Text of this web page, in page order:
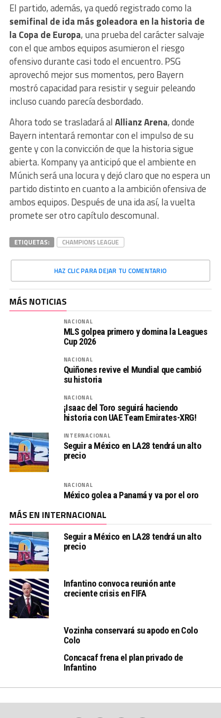
El partido, además, ya quedó registrado como la
semifinal de ida más goleadora en la historia de
la Copa de Europa, una prueba del carácter salvaje
con el que ambos equipos asumieron el riesgo
ofensivo durante casi todo el encuentro. PSG
aprovechó mejor sus momentos, pero Bayern
mostró capacidad para resistir y seguir peleando
incluso cuando parecía desbordado.
Ahora todo se trasladará alAllianz Arena, donde
Bayern intentará remontar con el impulso de su
gente y con la convicción de que la historia sigue
abierta. Kompany ya anticipó que el ambiente en
Múnich será una locura y dejó claro que no espera un
partido distinto en cuanto a la ambición ofensiva de
ambos equipos. Después de una ida así, la vuelta
promete ser otro capítulo descomunal.
ETIQUETAS: CHAMPIONS LEAGUE
HAZ CLIC PARA DEJAR TU COMENTARIO
MÁS NOTICIAS
NACIONAL
MLS golpea primero y domina la Leagues
Cup 2026
NACIONAL
Quiñones revive el Mundial que cambió
su historia
NACIONAL
¡Isaac del Toro seguirá haciendo
historia con UAE Team Emirates-XRG!
INTERNACIONAL
Seguir a México en LA28 tendrá un alto
precio
NACIONAL
México golea a Panamá y va por el oro
MÁS EN INTERNACIONAL
Seguir a México en LA28 tendrá un alto
precio
Infantino convoca reunión ante
creciente crisis en FIFA
Vozinha conservará su apodo en Colo
Colo
Concacaf frena el plan privado de
Infantino